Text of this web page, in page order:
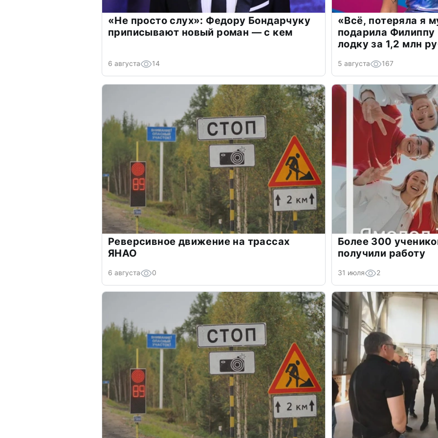
«Не просто слух»: Федору Бондарчуку
приписывают новый роман — с кем
6 августа 14
«Всё, потеряла я
подарила
лодку за 1,2 млн
5 августа 167
Реверсивное движение на трассах
ЯНАО
6 августа 0
Более 300
получили работу
31 июля 2